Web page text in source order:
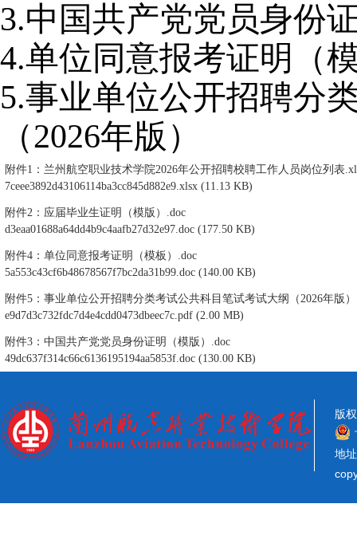
3.中国共产党党员身份
4.单位同意报考证明（
5.事业单位公开招聘分
（2026年版）
附件1：兰州航空职业技术学院2026年公开招聘校聘工作人员岗位列表
7ceee3892d43106114ba3cc845d882e9.xlsx (11.13 KB)
附件2：应届毕业生证明（模版）.doc
d3eaa01688a64dd4b9c4aafb27d32e97.doc (177.50 KB)
附件4：单位同意报考证明（模板）.doc
5a553c43cf6b48678567f7bc2da31b99.doc (140.00 KB)
附件5：事业单位公开招聘分类考试公共科目笔试考试大纲（2026年版
e9d7d3c732fdc7d4e4cdd0473dbeec7c.pdf (2.00 MB)
附件3：中国共产党党员身份证明（模版）.doc
49dc637f314c66c6136195194aa5853f.doc (130.00 KB)
版
地